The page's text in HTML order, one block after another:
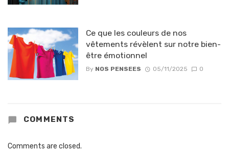
Ce que les couleurs de nos
vêtements révèlent sur notre bien-
être émotionnel
By NOS PENSEES 05/11/2025 0
COMMENTS
Comments are closed.